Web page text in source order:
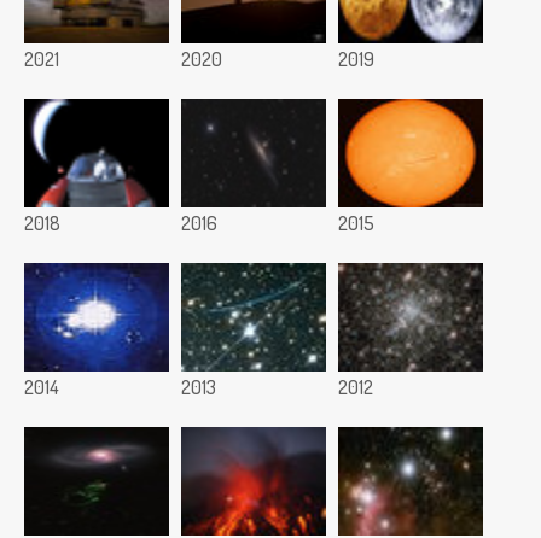
2021 2020 2019
2018 2016 2015
2014 2013 2012